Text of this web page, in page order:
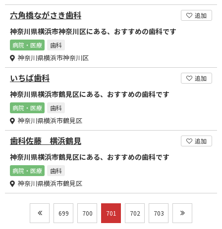
六角橋ながさき歯科 追加
神奈川県横浜市神奈川区にある、おすすめの歯科です
病院・医療 歯科
神奈川県横浜市神奈川区
いちば歯科 追加
神奈川県横浜市鶴見区にある、おすすめの歯科です
病院・医療 歯科
神奈川県横浜市鶴見区
歯科佐藤 横浜鶴見 追加
神奈川県横浜市鶴見区にある、おすすめの歯科です
病院・医療 歯科
神奈川県横浜市鶴見区
699 700 701 702 703